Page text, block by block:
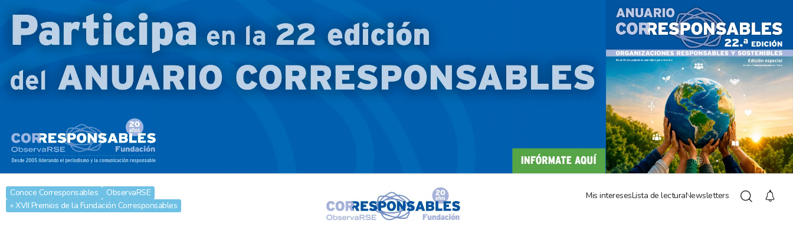
Conoce Corresponsables
ObservaRSE
» XVII Premios de la Fundación Corresponsables
Mis interesesLista de lecturaNewsletters